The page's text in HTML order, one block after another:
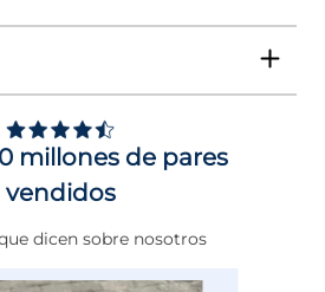
NO APLICA
te trae una colección que rinde
a su legado. Con una fusión de
reinventados y nuevos diseños, cada
no solo está pensada para el
en la cancha o el gimnasio, sino
de vida diario.
millones de pares
vendidos
dicen sobre nosotros